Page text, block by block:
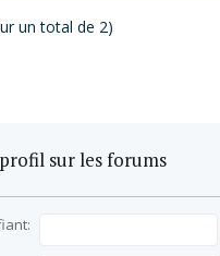
un total de 2)
sur les forums